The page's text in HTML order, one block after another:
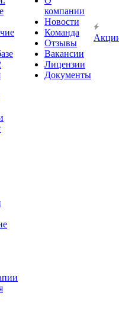
компании
Новости
Команда
Отзывы
Вакансии
Лицензии
Документы